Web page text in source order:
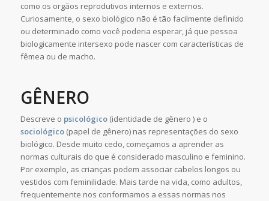
como os orgãos reprodutivos internos e externos.
Curiosamente, o sexo biológico não é tão facilmente definido
ou determinado como você poderia esperar, já que pessoa
biologicamente intersexo pode nascer com características de
fêmea ou de macho.
GÊNERO
Descreve o psicológico(identidade de gênero ) e o
sociológico(papel de gênero) nas representações do sexo
biológico. Desde muito cedo, começamos a aprender as
normas culturais do que é considerado masculino e feminino.
Por exemplo, as crianças podem associar cabelos longos ou
vestidos com feminilidade. Mais tarde na vida, como adultos,
frequentemente nos conformamos a essas normas nos